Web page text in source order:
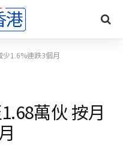
1.6%連跌3個月
萬伙 按月